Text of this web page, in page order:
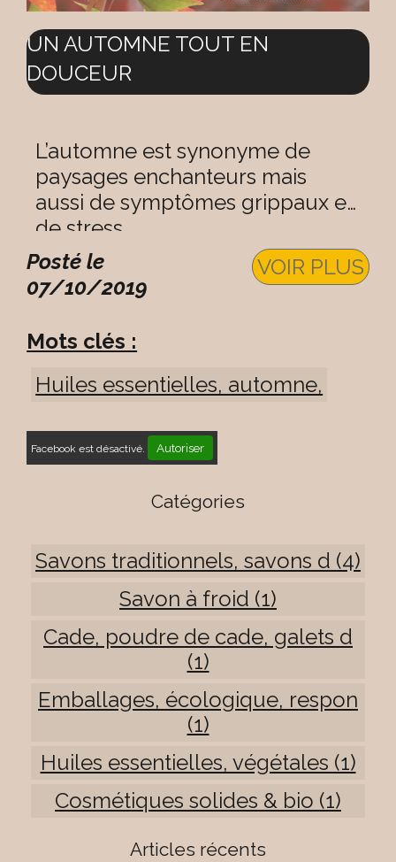
UN AUTOMNE TOUT EN
DOUCEUR
L’automne est synonyme de
paysages enchanteurs mais
aussi de symptômes grippaux et
de stress
Posté le
07/10/2019
VOIR PLUS
Mots clés :
Huiles essentielles, automne,
Facebook est désactivé. Autoriser
Catégories
Savons traditionnels, savons d (4)
Savon à froid (1)
Cade, poudre de cade, galets d
(1)
Emballages, écologique, respon
(1)
Huiles essentielles, végétales (1)
Cosmétiques solides & bio (1)
Articles récents